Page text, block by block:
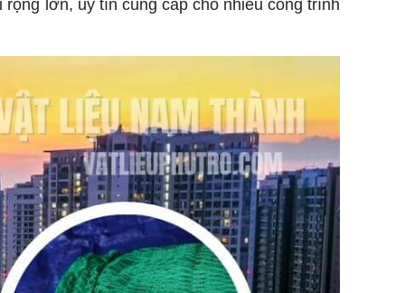
lớn, uy tín cung cấp cho nhiều công trình